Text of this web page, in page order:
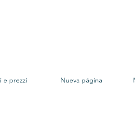
e prezzi Nueva página